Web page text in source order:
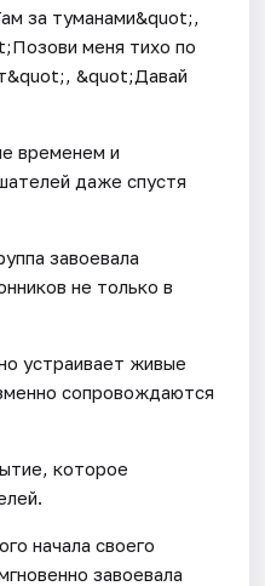
за туманами&quot;,
меня тихо по
&quot;Давай
временем и
даже спустя
завоевала
не только в
устраивает живые
сопровождаются
которое
начала своего
завоевала